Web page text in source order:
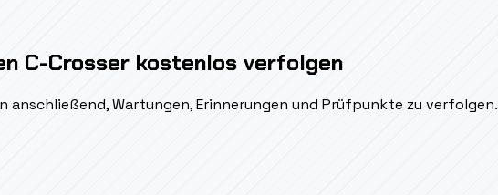
C-Crosser kostenlos verfolgen
anschließend, Wartungen, Erinnerungen und Prüfpunkte zu verfolgen.